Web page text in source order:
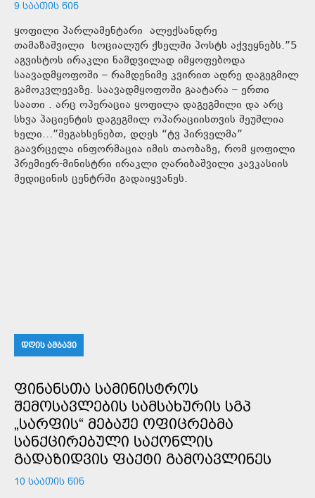
9 ᲡᲐᲐᲗᲘᲡ ᲬᲘᲜ
ყოფილი პარლამენტარი ალექსანდრე
თამაზაშვილი სოციალურ ქსელში პოსტს აქვეყნებს.”5
აგვისტოს ირაკლი ნამდვილად იმყოფებოდა
საავადმყოფოში – რამდენიმე კვირით ადრე დაგეგმილ
გამოკვლევაზე. საავადმყოფოში გაატარა – ერთი
საათი . არც ოპერაცია ყოფილა დაგეგმილი და არც
სხვა პაციენტის დაგეგმილ ოპარაციისთვის შეუშლია
ხელი…”შეგახსენებთ, დღეს “ტვ პირველმა”
გაავრცელა ინფორმაცია იმის თაობაზე, რომ ყოფილი
პრემიერ-მინისტრი ირაკლი ღარიბაშვილი კავკასიის
მედიცინის ცენტრში გადაიყვანეს.
ᲓᲦᲘᲡ ᲐᲛᲑᲐᲕᲘ
ᲤᲘᲜᲐᲜᲡᲗᲐ ᲡᲐᲛᲘᲜᲘᲡᲢᲠᲝᲡ
ᲨᲔᲛᲝᲡᲐᲕᲚᲔᲑᲘᲡ ᲡᲐᲛᲡᲐᲮᲣᲠᲘᲡ ᲡᲒᲞ
„ᲡᲐᲠᲤᲘᲡ“ ᲛᲔᲑᲐᲟᲔ ᲝᲤᲘᲪᲠᲔᲑᲛᲐ
ᲡᲐᲜᲥᲪᲘᲠᲔᲑᲣᲚᲘ ᲡᲐᲥᲝᲜᲚᲘᲡ
ᲒᲐᲓᲐᲖᲘᲓᲕᲘᲡ ᲤᲐᲥᲢᲘ ᲒᲐᲛᲝᲐᲕᲚᲘᲜᲔᲡ
10 ᲡᲐᲐᲗᲘᲡ ᲬᲘᲜ